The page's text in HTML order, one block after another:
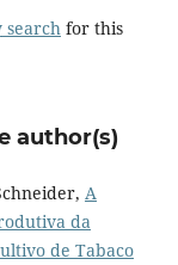
searchfor this
author(s)
A
da
de Tabaco